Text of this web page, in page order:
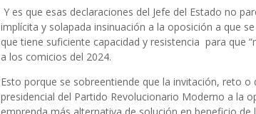
Y es que esas declaraciones del Jefe del Estado no
implícita y solapada insinuación a la oposición a que
que tiene suficiente capacidad y resistencia para que
a los comicios del 2024.
Esto porque se sobreentiende que la invitación, reto
presidencial del Partido Revolucionario Moderno a la